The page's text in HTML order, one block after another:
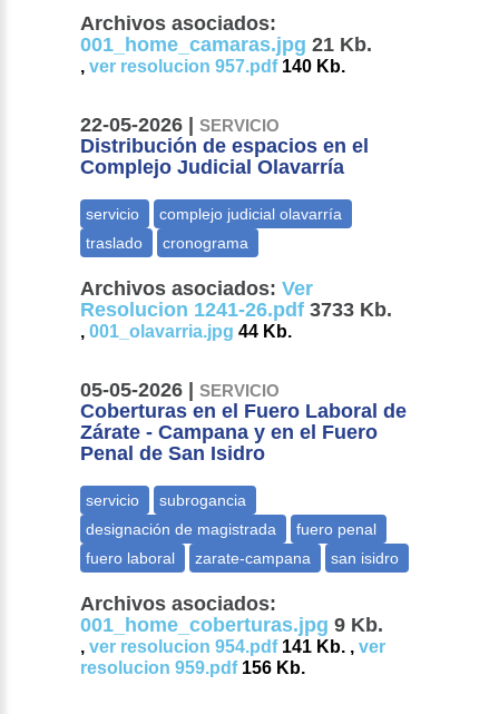
Archivos asociados:
001_home_camaras.jpg 21 Kb.
,ver resolucion 957.pdf140 Kb.
22-05-2026 |SERVICIO
Distribución de espacios en el
Complejo Judicial Olavarría
Archivos asociados: Ver
Resolucion 1241-26.pdf 3733 Kb.
,001_olavarria.jpg 44 Kb.
05-05-2026 |SERVICIO
Coberturas en el Fuero Laboral de
Zárate - Campana y en el Fuero
Penal de San Isidro
Archivos asociados:
001_home_coberturas.jpg 9 Kb.
,ver resolucion 954.pdf141 Kb. ,ver
resolucion 959.pdf156 Kb.